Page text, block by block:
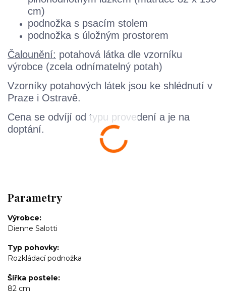
cm)
podnožka s psacím stolem
podnožka s úložným prostorem
Čalounění: potahová látka dle vzorníku
výrobce (zcela odnímatelný potah)
Vzorníky potahových látek jsou ke shlédnutí v
Praze i Ostravě.
Cena se odvíjí od typu provedení a je na
doptání.
Parametry
Výrobce
Dienne Salotti
Typ pohovky
Rozkládací podnožka
Šířka postele
82 cm